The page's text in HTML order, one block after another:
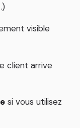
visible
client arrive
si vous utilisez